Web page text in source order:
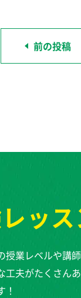
前の投稿
レッ
業レベルや講
工夫がたくさん